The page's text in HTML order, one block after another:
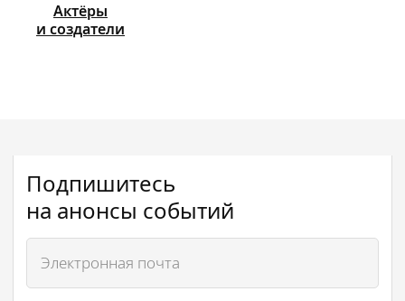
Актёры
и создатели
Подпишитесь
на анонсы событий